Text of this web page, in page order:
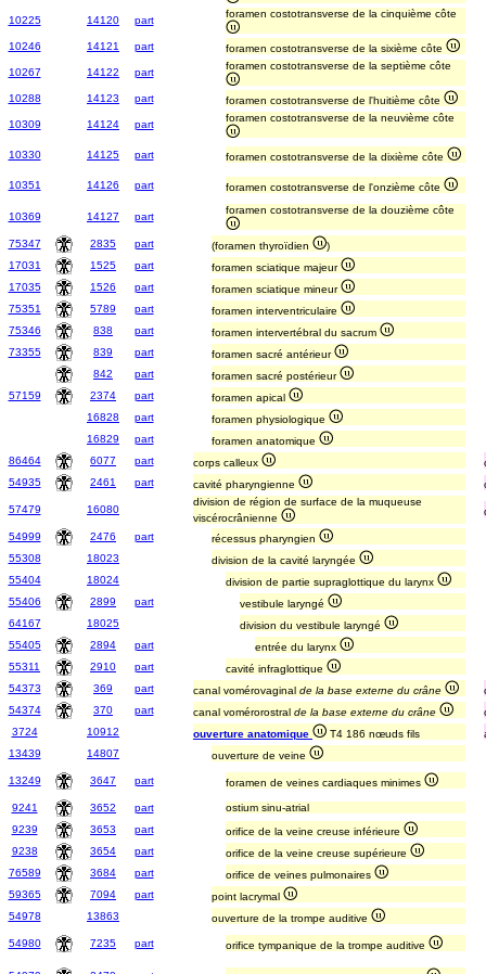
10225 14120 part
foramen costotransverse de la cinquième côte
10246 14121 part
foramen costotransverse de la sixième côte
10267
14122 part
foramen costotransverse de la septième côte
10288 14123 part
foramen costotransverse de l'huitième côte
10309
14124 part
foramen costotransverse de la neuvième côte
10330 14125 part foramen costotransverse de la dixième côte
10351 14126 part foramen costotransverse de l'onzième côte
10369 14127 part
foramen costotransverse de la douzième côte
75347 2835 part (foramen thyroïdien
)
17031
1525 part
foramen sciatique majeur
17035
1526 part
foramen sciatique mineur
75351
5789 part
foramen interventriculaire
75346
838 part
foramen intervertébral du sacrum
73355
839 part
foramen sacré antérieur
842
part
foramen sacré postérieur
57159
2374 part
foramen apical
16828
part
foramen physiologique
16829
part
foramen anatomique
86464
6077 part corps calleux
54935
2461 part cavité pharyngienne
57479 16080
division de région de surface de la muqueuse
viscérocrânienne
54999 2476 part
récessus pharyngien
55308
18023
division de la cavité laryngée
55404
18024
division de partie supraglottique du larynx
55406
2899 part
vestibule laryngé
64167
18025
division du vestibule laryngé
55405
2894 part
entrée du larynx
55311
2910 part
cavité infraglottique
54373
369 part canal vomérovaginal de la base externe du crâne
54374
370 part canal vomérorostral de la base externe du crâne
3724
10912 ouverture anatomique T4 186 nœuds fils
13439
14807 ouverture de veine
13249 3647 part foramen de veines cardiaques minimes
9241 3652 part
ostium sinu-atrial
9239
3653 part
orifice de la veine creuse inférieure
9238
3654 part
orifice de la veine creuse supérieure
76589
3684 part
orifice de veines pulmonaires
59365
7094 part
point lacrymal
54978
13863 ouverture de la trompe auditive
54980 7235 part orifice tympanique de la trompe auditive